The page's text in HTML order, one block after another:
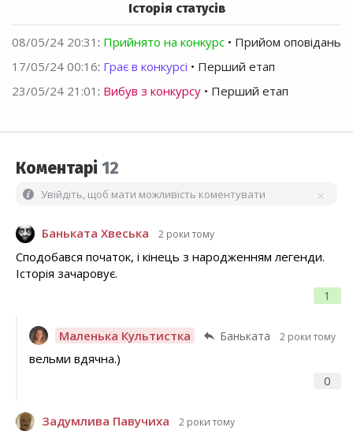
Історія статусів
08/05/24 20:31 : Прийнято на конкурс • Прийом оповідань
17/05/24 00:16: Грає в конкурсі • Перший етап
23/05/24 21:01 : Вибув з конкурсу • Перший етап
Коментарі 12
Увійдіть, щоб мати можливість коментувати
Баньката Хвеська 2 роки тому
1
Сподобався початок, і кінець з народженням легенди.
Історія зачаровує.
Маленька Культистка Баньката 2 роки тому
0
вельми вдячна.)
Задумлива Павучиха 2 роки тому